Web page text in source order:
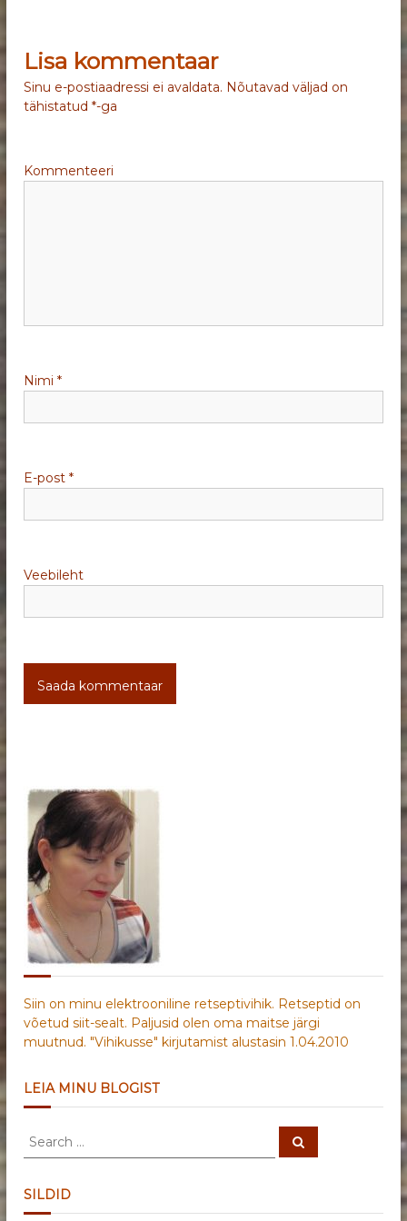
v
i
e
i
n
e
Lisa kommentaar
Sinu e-postiaadressi ei avaldata. Nõutavad väljad on
tähistatud*-ga
Kommenteeri
Nimi*
E-post*
Veebileht
Siin on minu elektrooniline retseptivihik. Retseptid on
võetud siit-sealt. Paljusid olen oma maitse järgi
muutnud. "Vihikusse" kirjutamist alustasin 1.04.2010
LEIA MINU BLOGIST
S
r
c
S
e
SILDID